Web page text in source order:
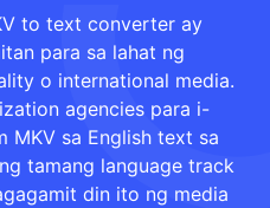
to text converter ay
para sa lahat ng
o international media.
agencies para i-
sa English text sa
tamang language track
din ito ng media